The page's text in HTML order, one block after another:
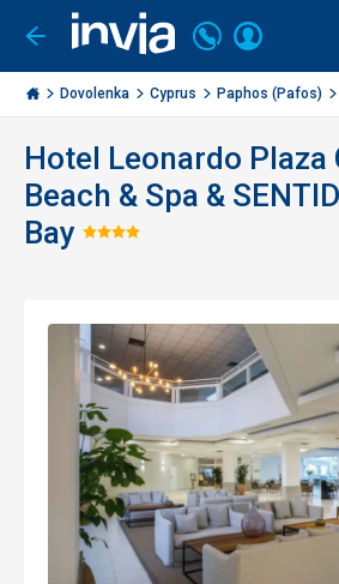
Ísť
späť
Invia.sk
Volajte
+421
2
3221
Prihlásiť
Dovolenka Cyprus Paphos (Pafos)
Hotel Leonardo Plaza
Beach & Spa &
Bay Hodnotenie: